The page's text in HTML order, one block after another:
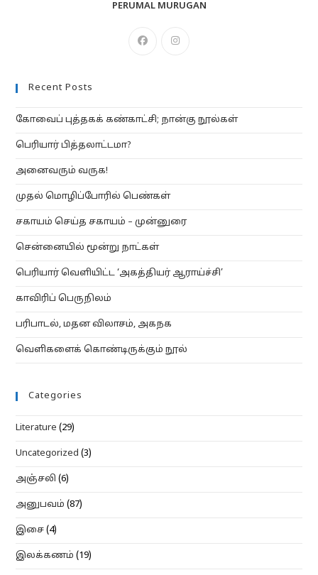
PERUMAL MURUGAN
Opens
Recent Posts
கோவைப் புத்தகக் கண்காட்சி; நான்கு நூல்கள்
பெரியார் பித்தலாட்டமா?
அனைவரும் வருக!
முதல் மொழிப்போரில் பெண்கள்
சகாயம் செய்த சகாயம் – முன்னுரை
சென்னையில் மூன்று நாட்கள்
பெரியார் வெளியிட்ட ‘அகத்தியர் ஆராய்ச்சி’
காவிரிப் பெருநிலம்
பரிபாடல், மதன விலாசம், அகநக
வெளிகளைக் கொண்டிருக்கும் நூல்
Categories
Literature (29)
Uncategorized (3)
அஞ்சலி (6)
அனுபவம் (87)
இசை (4)
இலக்கணம் (19)